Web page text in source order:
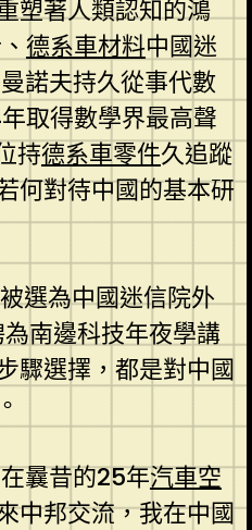
塑著人類認知的鴻
德系車材料中國迷
諾夫持久從事代數
取得數學界最高聲
持德系車零件久追蹤
何對待中國的基本研
選為中國迷信院外
南邊科技年夜學講
驟選擇，都是對中國
曩昔的25年汽車空
中邦交流，我在中國